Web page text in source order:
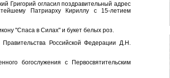
Григорий огласил поздравительный адрес
Патриарху Кириллу с 15-летием
"Спаса в Силах" и букет белых роз.
Российской Федерации Д.Н.
богослужения с Первосвятительским